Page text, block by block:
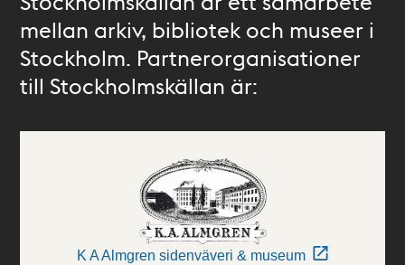
mellan arkiv, bibliotek och museer i
Stockholm. Partnerorganisationer
till Stockholmskällan är:
K A Almgren sidenväveri & museum